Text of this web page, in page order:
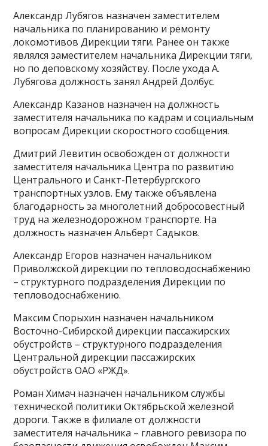
Александр Лубягов назначен заместителем
начальника по планированию и ремонту
локомотивов Дирекции тяги. Ранее он также
являлся заместителем начальника Дирекции тяги,
но по деповскому хозяйству. После ухода А.
Лубягова должность занял Андрей Долбус.
Александр Казанов назначен на должность
заместителя начальника по кадрам и социальным
вопросам Дирекции скоростного сообщения.
Дмитрий Левитин освобожден от должности
заместителя начальника Центра по развитию
Центрального и Санкт-Петербургского
транспортных узлов. Ему также объявлена
благодарность за многолетний добросовестный
труд на железнодорожном транспорте. На
должность назначен Альберт Садыков.
Александр Егоров назначен начальником
Приволжской дирекции по тепловодоснабжению
– структурного подразделения Дирекции по
тепловодоснабжению.
Максим Спорыхин назначен начальником
Восточно-Сибирской дирекции пассажирских
обустройств – структурного подразделения
Центральной дирекции пассажирских
обустройств ОАО «РЖД».
Роман Химач назначен начальником службы
технической политики Октябрьской железной
дороги. Также в филиале от должности
заместителя начальника – главного ревизора по